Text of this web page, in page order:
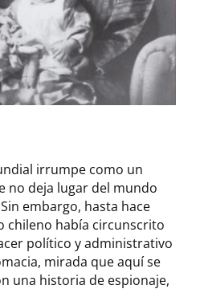
irrumpe como un
no deja lugar del mundo
embargo, hasta hace
chileno había circunscrito
político y administrativo
mirada que aquí se
una historia de espionaje,